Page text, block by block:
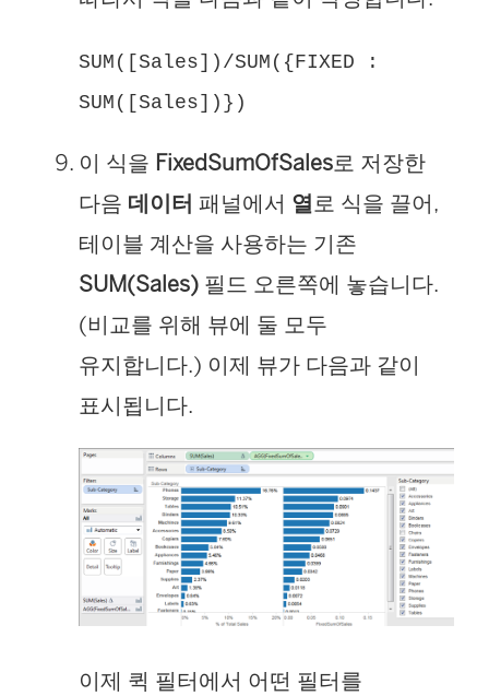
SUM([Sales])/SUM({FIXED :
SUM([Sales])})
이 식을 FixedSumOfSales로 저장한
다음 데이터 패널에서 열 로 식을 끌어,
테이블 계산을 사용하는 기존
SUM(Sales) 필드 오른쪽에 놓습니다.
(비교를 위해 뷰에 둘 모두
유지합니다.) 이제 뷰가 다음과 같이
표시됩니다.
이제 퀵 필터에서 어떤 필터를